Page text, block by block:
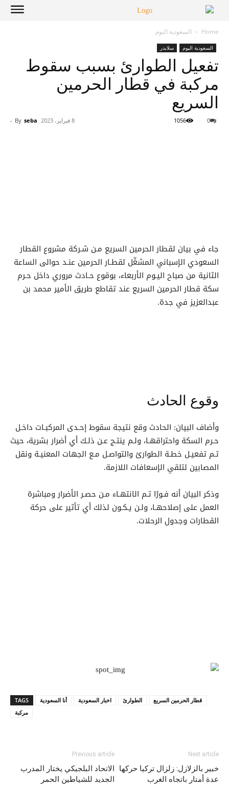
Home السعودية اليوم
السعودية اليوم سلايدر
تفعيل الطوارئ بسبب سقوط
مركبة في قطار الحرمين
السريع
By seba
- 8 فبراير، 2023 0
1056
جاء في بيان لقطار الحرمين السريع مـن شـركة مشروع القطار
السعودي الإسباني المشغّل لقطـار الحرمين عنـد حوالى الساعة
الثانية من صباح اليـوم الأربعاء، بوقوع حـادث مروري داخل حـرم
سكة قطار الحرمين السريع عند تقاطع طريق الأمير محمد بن
عبدالعزيز في جدة.
وقوع الحادث
وأضاف البيان: الحادث وقع نتيجة سقوط إحـدى المركبـات داخـل
حـرم السكة واحتراقهـا، ولـم ينتـج عـن ذلـك أي أضرار بشرية، حيث
تـم تفعيـل خطـة الطوارئ والتواصـل مـع الجهات المعنيـة ونقل
المصابين لتلقي الإسعافات اللازمة.
وذكر البيان أنه فـورًا تـم الانتهـاء مـن حصـر الأضرار ومباشرة
العمل على إصلاحهـا، ولـن يـكـون لذلك أي تأثير على حركة
القطارات وجدول الرحلات.
TAGS أنا السعودية اخبار السعودية الطوارئ
قطار الحرمين السريع
مركبة
Previous article
الاتحاد البلجيكي يختار المدرب
الجديد للشياطين الحمر
Next article
خبير بالزلازل: زلزال تركيا حركها
عدة أمتار باتجاه الغرب